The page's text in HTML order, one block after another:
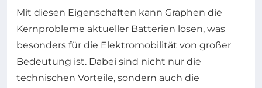
Mit diesen Eigenschaften kann Graphen die
Kernprobleme aktueller Batterien lösen, was
besonders für die Elektromobilität von großer
Bedeutung ist. Dabei sind nicht nur die
technischen Vorteile, sondern auch die